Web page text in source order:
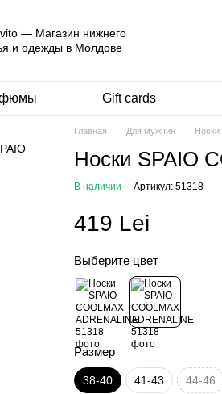
Gift cards
Главная Для мужчин Носки
Носки SPAIO
В наличии Артикул: 51318
419 Lei
Выберите цвет
Размер
38-40 41-43 44-46